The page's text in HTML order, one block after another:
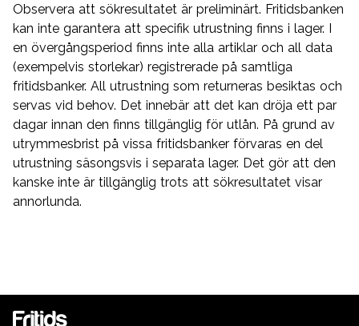
Observera att sökresultatet är preliminärt. Fritidsbanken
kan inte garantera att specifik utrustning finns i lager. I
en övergångsperiod finns inte alla artiklar och all data
(exempelvis storlekar) registrerade på samtliga
fritidsbanker. All utrustning som returneras besiktas och
servas vid behov. Det innebär att det kan dröja ett par
dagar innan den finns tillgänglig för utlån. På grund av
utrymmesbrist på vissa fritidsbanker förvaras en del
utrustning säsongsvis i separata lager. Det gör att den
kanske inte är tillgänglig trots att sökresultatet visar
annorlunda.